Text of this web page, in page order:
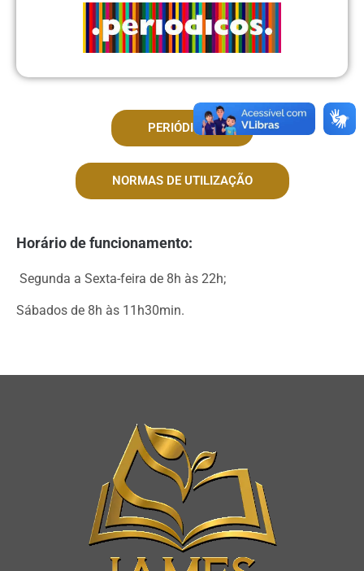
PERIÓDICOS
NORMAS DE UTILIZAÇÃO
Horário de funcionamento:
Segunda a Sexta-feira de 8h às 22h;
Sábados de 8h às 11h30min.